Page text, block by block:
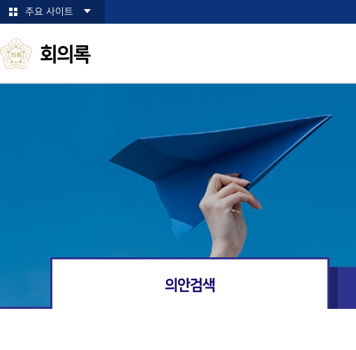
본문바로가기
주요 사이트
회의록
의안검색